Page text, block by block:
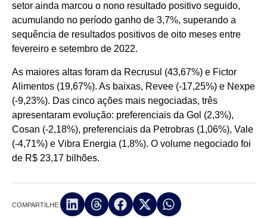
setor ainda marcou o nono resultado positivo seguido,
acumulando no período ganho de 3,7%, superando a
sequência de resultados positivos de oito meses entre
fevereiro e setembro de 2022.
As maiores altas foram da Recrusul (43,67%) e Fictor
Alimentos (19,67%). As baixas, Revee (-17,25%) e Nexpe
(-9,23%). Das cinco ações mais negociadas, três
apresentaram evolução: preferenciais da Gol (2,3%),
Cosan (-2,18%), preferenciais da Petrobras (1,06%), Vale
(-4,71%) e Vibra Energia (1,8%). O volume negociado foi
de R$ 23,17 bilhões.
COMPARTILHE: